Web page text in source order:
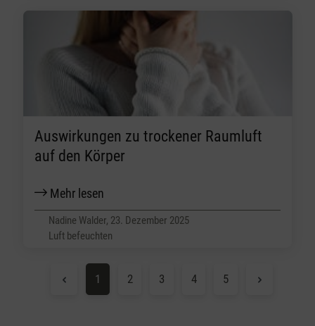
Auswirkungen zu trockener Raumluft
auf den Körper
Mehr lesen
Nadine Walder, 23. Dezember 2025
Luft befeuchten
Seite
1 Seite
2 Seite
3 Seite
4 Seite
5